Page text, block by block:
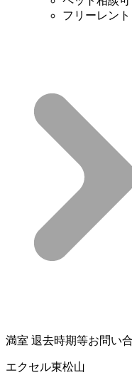
フリーレント
満室 退去時期等お問い
エクセル東松山